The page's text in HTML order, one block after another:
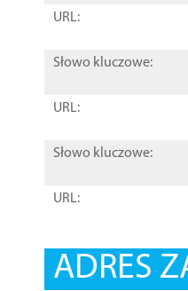
URL:
Słowo kluczowe:
URL:
Słowo kluczowe:
URL:
ADRES